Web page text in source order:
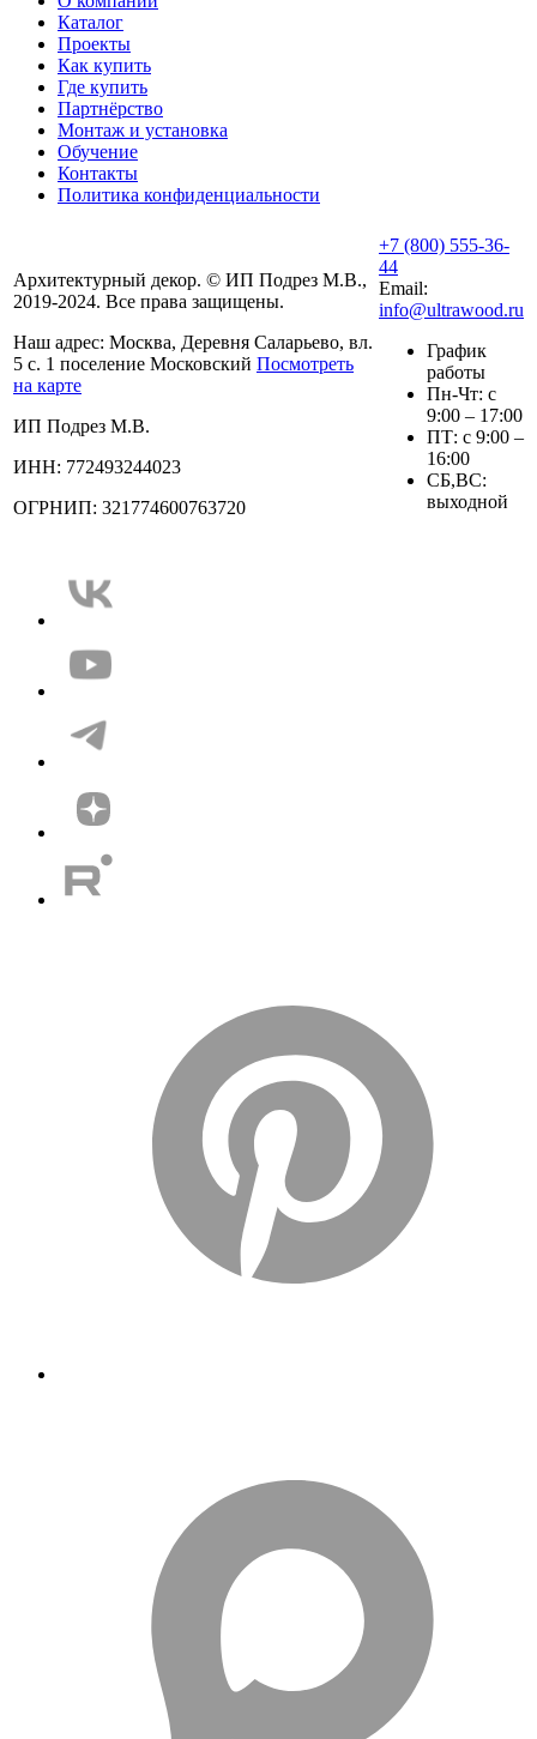
Каталог
Проекты
Как купить
Где купить
Партнёрство
Монтаж и установка
Обучение
Контакты
Политика конфиденциальности
Архитектурный декор. © ИП Подрез М.В.,
2019-2024. Все права защищены.
Наш адрес: Москва, Деревня Саларьево, вл.
5 с. 1 поселение Московский Посмотреть
на карте
ИП Подрез М.В.
ИНН: 772493244023
ОГРНИП: 321774600763720
+7 (800) 555-36-
44
Email:
info@ultrawood.ru
График
работы
Пн-Чт: с
9:00 – 17:00
ПТ: с 9:00 –
16:00
СБ,ВС:
выходной